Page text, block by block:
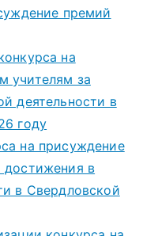
премий
на
учителям за
деятельности в
году
на присуждение
достижения в
в Свердловской